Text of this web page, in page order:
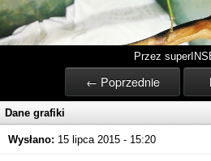
Przez
← Poprzednie
Dane grafiki
Wysłano: 15 lipca 2015 - 15:20